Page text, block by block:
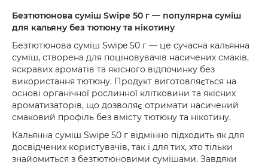
Безтютюнова суміш Swipe 50 г — популярна суміш
для кальяну без тютюну та нікотину
Безтютюнова суміш Swipe 50 г — це сучасна кальянна
суміш, створена для поціновувачів насичених смаків,
яскравих ароматів та якісного відпочинку без
використання тютюну. Продукт виготовляється на
основі органічної рослинної клітковини та якісних
ароматизаторів, що дозволяє отримати насичений
смаковий профіль без вмісту тютюну та нікотину.
Кальянна суміш Swipe 50 г відмінно підходить як для
досвідчених користувачів, так і для тих, хто тільки
знайомиться з безтютюновими сумішами. Завдяки